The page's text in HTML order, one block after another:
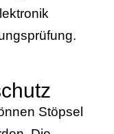
Stöpsel